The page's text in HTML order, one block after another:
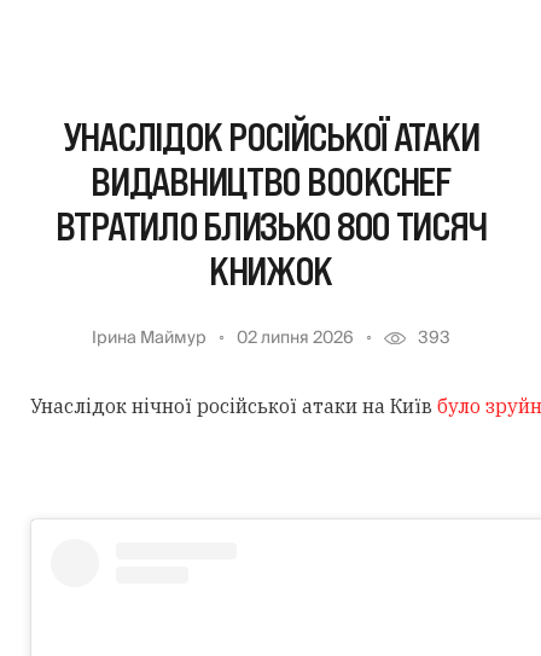
УНАСЛІДОК РОСІЙСЬКОЇ АТАКИ
ВИДАВНИЦТВО BOOKCHEF
ВТРАТИЛО БЛИЗЬКО 800 ТИСЯЧ
КНИЖОК
Ірина Маймур 02 липня 2026 393
Унаслідок нічної російської атаки на Київ було